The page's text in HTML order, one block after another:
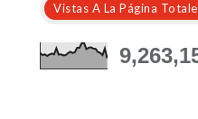
Vistas A La Página